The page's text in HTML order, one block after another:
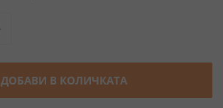
ДОБАВИ В КОЛИЧКАТА